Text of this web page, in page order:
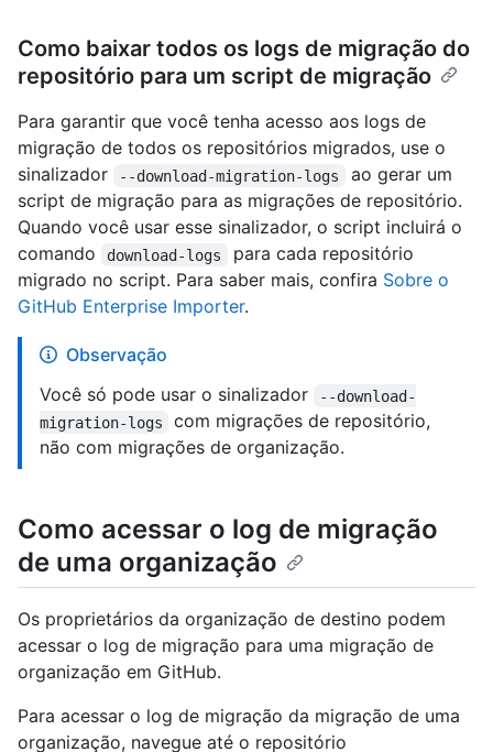
Como baixar todos os logs de migração do
repositório para um script de migração
Para garantir que você tenha acesso aos logs de
migração de todos os repositórios migrados, use o
sinalizador
--download-migration-logs
ao gerar um
script de migração para as migrações de repositório.
Quando você usar esse sinalizador, o script incluirá o
comando
download-logs
para cada repositório
migrado no script. Para saber mais, confira Sobre o
GitHub Enterprise Importer.
Observação
Você só pode usar o sinalizador
--download-
migration-logs
com migrações de repositório,
não com migrações de organização.
Como acessar o log de migração
de uma organização
Os proprietários da organização de destino podem
acessar o log de migração para uma migração de
organização em GitHub.
Para acessar o log de migração da migração de uma
organização, navegue até o repositório